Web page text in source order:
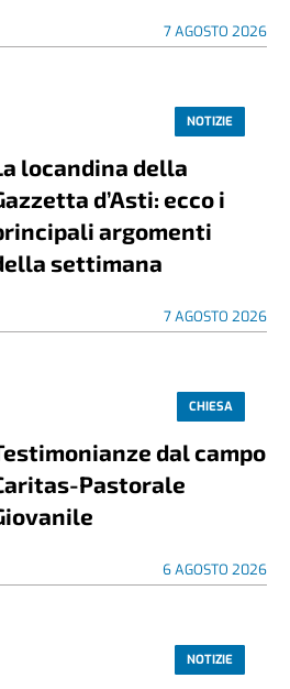
7 AGOSTO 2026
NOTIZIE
locandina della
d’Asti: ecco i
argomenti
settimana
7 AGOSTO 2026
CHIESA
dal campo
Pastorale
6 AGOSTO 2026
NOTIZIE